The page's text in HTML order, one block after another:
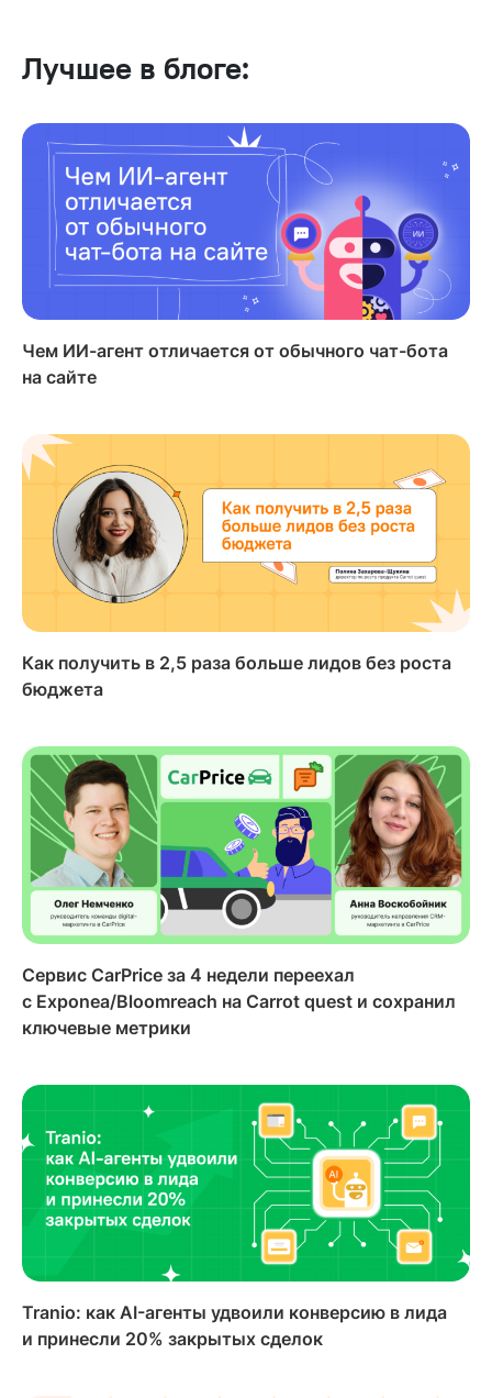
Лучшее в блоге:
Чем ИИ-агент отличается от обычного чат-бота
на сайте
Как получить в 2,5 раза больше лидов без роста
бюджета
Сервис CarPrice за 4 недели переехал
с Exponea/Bloomreach на Carrot quest и сохранил
ключевые метрики
Tranio: как AI-агенты удвоили конверсию в лида
и принесли 20% закрытых сделок